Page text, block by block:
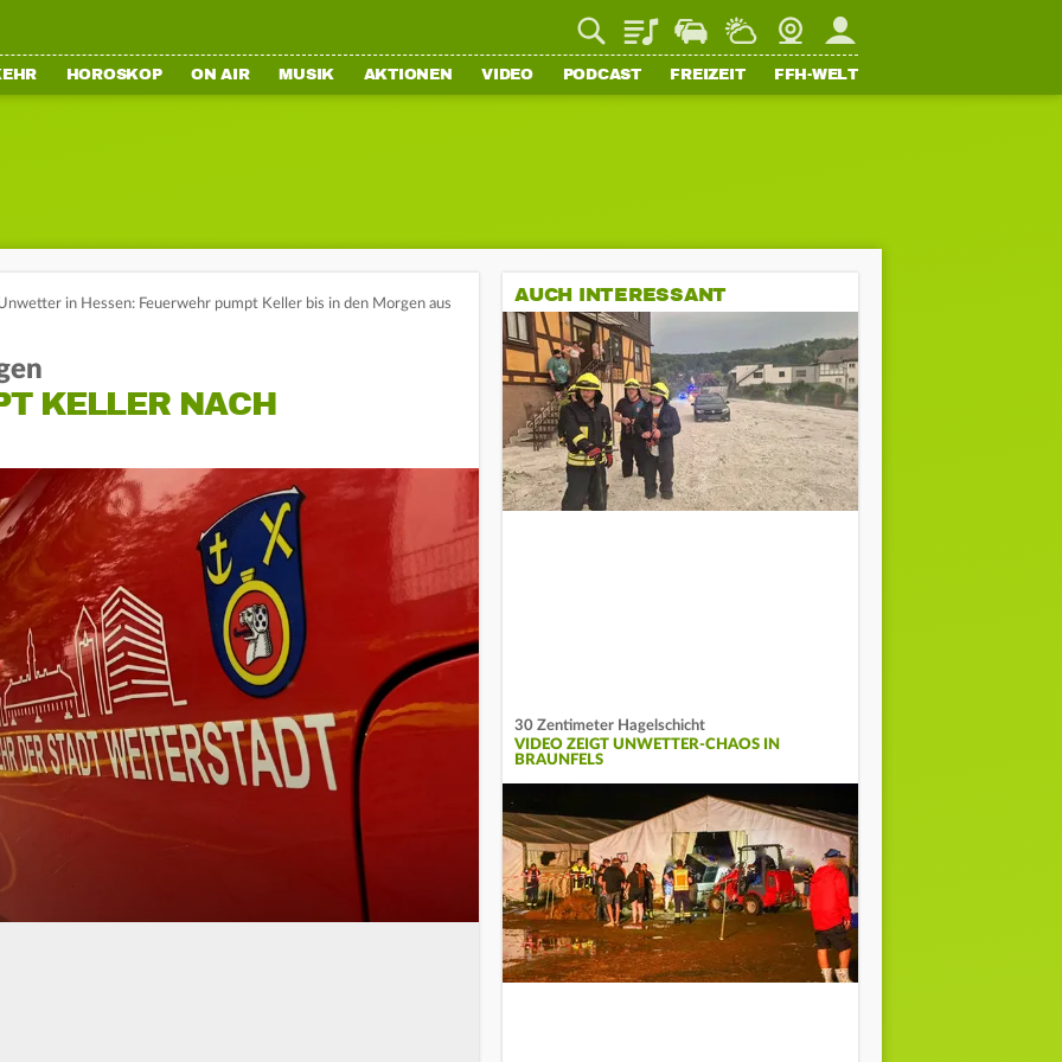
PlaylistStaupilotWetterWebcamMein FFH
HOROSKOP ON AIR MUSIK AKTIONEN VIDEO PODCAST FREIZEIT FFH-WELT
in Hessen: Feuerwehr pumpt Keller bis in den Morgen aus
KELLER NACH
AUCH INTERESSANT
30 Zentimeter Hagelschicht
VIDEO ZEIGT UNWETTER-CHAOS IN
BRAUNFELS